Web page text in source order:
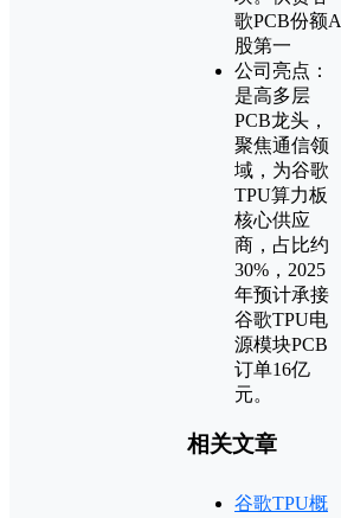
歌PCB份额A
股第一
公司亮点：
是高多层
PCB龙头，
聚焦通信领
域，为谷歌
TPU算力板
核心供应
商，占比约
30%，2025
年预计承接
谷歌TPU电
源模块PCB
订单16亿
元。
相关文章
谷歌TPU概